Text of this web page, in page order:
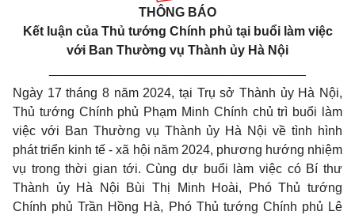
THÔNG BÁO
Kết luận của Thủ tướng Chính phủ tại buổi làm việc
với Ban Thường vụ Thành ủy Hà Nội
Ngày 17 tháng 8 năm 2024, tại Trụ sở Thành ủy Hà Nội,
Thủ tướng Chính phủ Phạm Minh Chính chủ trì buổi làm
việc với Ban Thường vụ Thành ủy Hà Nội về tình hình
phát triển kinh tế - xã hội năm 2024, phương hướng nhiệm
vụ trong thời gian tới. Cùng dự buổi làm việc có Bí thư
Thành ủy Hà Nội Bùi Thị Minh Hoài, Phó Thủ tướng
Chính phủ Trần Hồng Hà, Phó Thủ tướng Chính phủ Lê